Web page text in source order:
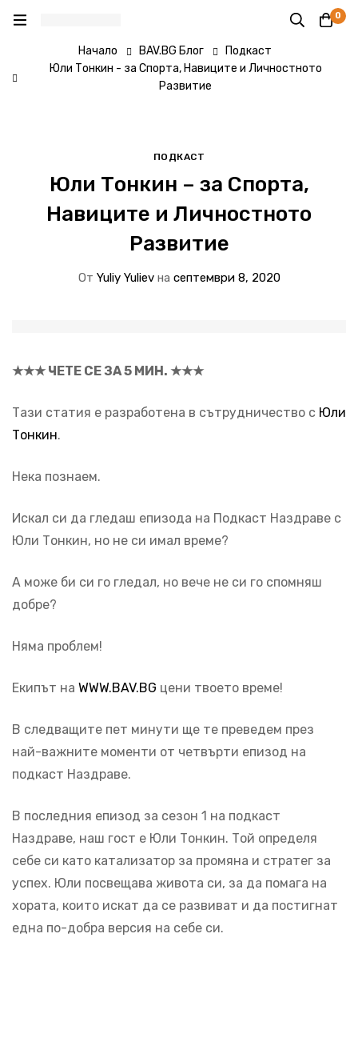
0
Начало BAV.BG Блог
Подкаст
Юли Тонкин - за Спорта, Навиците и Личностното
Развитие
ПОДКАСТ
Юли Тонкин – за Спорта,
Навиците и Личностното
Развитие
От Yuliy Yuliev на септември 8, 2020
★★★ ЧЕТЕ СЕ ЗА 5 МИН. ★★★
Тази статия е разработена в сътрудничество с Юли
Тонкин.
Нека познаем.
Искал си да гледаш епизода на Подкаст Наздраве с
Юли Тонкин, но не си имал време?
А може би си го гледал, но вече не си го спомняш
добре?
Няма проблем!
Екипът на WWW.BAV.BG цени твоето време!
В следващите пет минути ще те преведем през
най-важните моменти от четвърти епизод на
подкаст Наздраве.
В последния епизод за сезон 1 на подкаст
Наздраве, наш гост е Юли Тонкин. Той определя
себе си като катализатор за промяна и стратег за
успех. Юли посвещава живота си, за да помага на
хората, които искат да се развиват и да постигнат
една по-добра версия на себе си.